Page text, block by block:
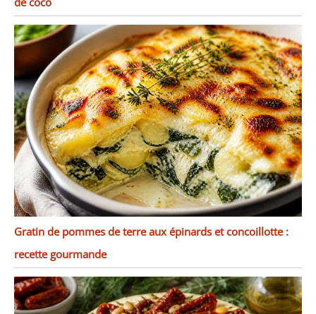
Gratin de pommes de terre aux épinards et concoillotte :
recette gourmande